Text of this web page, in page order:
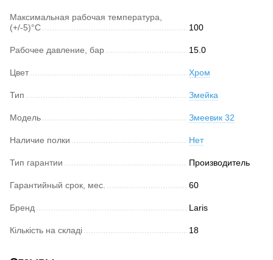
Максимальная рабочая температура,
(+/-5)°C
100
Рабочее давление, бар 15.0
Цвет Хром
Тип Змейка
Модель Змеевик 32
Наличие полки Нет
Тип гарантии Производитель
Гарантийный срок, мес. 60
Бренд Laris
Кількість на складі 18